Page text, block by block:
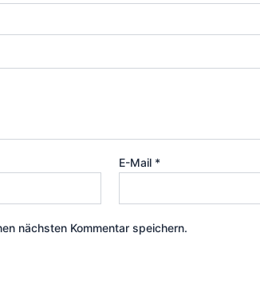
E-Mail *
nächsten Kommentar speichern.